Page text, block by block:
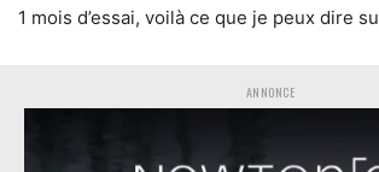
1 mois d’essai, voilà ce que je peux dire
ANNONCE